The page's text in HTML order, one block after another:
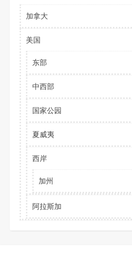
加拿大
美国
东部
中西部
国家公园
夏威夷
西岸
加州
阿拉斯加